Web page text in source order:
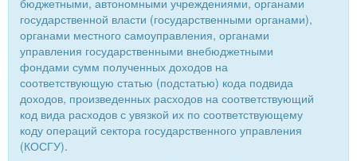
бюджетными, автономными учреждениями, органами
государственной власти (государственными органами),
органами местного самоуправления, органами
управления государственными внебюджетными
фондами сумм полученных доходов на
соответствующую статью (подстатью) кода подвида
доходов, произведенных расходов на соответствующий
код вида расходов с увязкой их по соответствующему
коду операций сектора государственного управления
(КОСГУ).